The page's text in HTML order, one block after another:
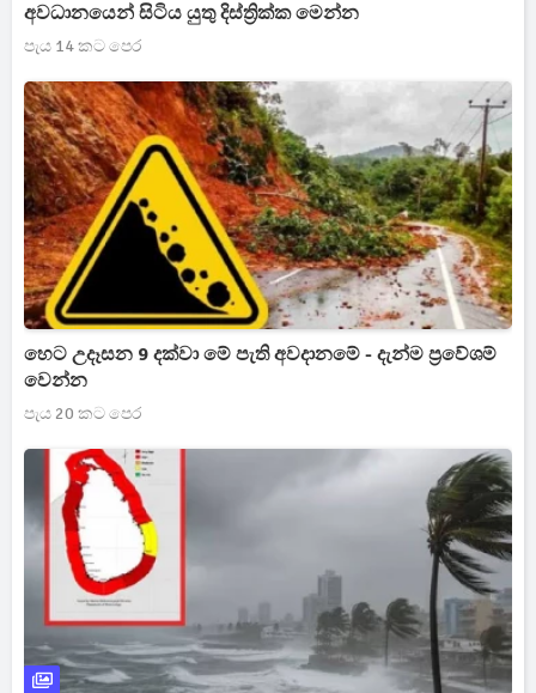
අවධානයෙන් සිටිය යුතු දිස්ත්‍රික්ක මෙන්න
පැය 14 කට පෙර
හෙට උදෑසන 9 දක්වා මේ පැති අවදානමේ - දැන්ම ප්‍රවේශම්
වෙන්න
පැය 20 කට පෙර